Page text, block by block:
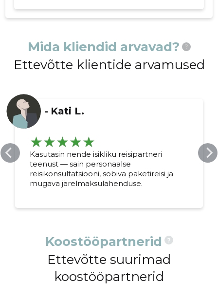
Mida kliendid arvavad? ?
Ettevõtte klientide arvamused
- Kati L.
Kasutasin nende isikliku reisipartneri
teenust — sain personaalse
reisikonsultatsiooni, sobiva paketireisi ja
mugava järelmaksulahenduse.
Koostööpartnerid ?
Ettevõtte suurimad
koostööpartnerid
Muuda pildi
kirjeldust
MUUDA